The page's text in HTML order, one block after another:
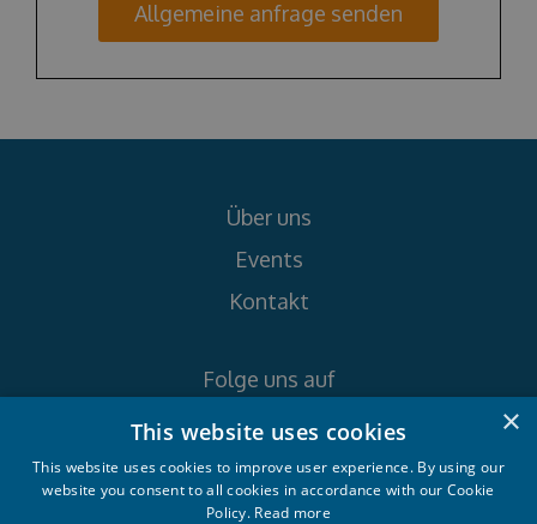
Allgemeine anfrage senden
Über uns
Events
Kontakt
Folge uns auf
×
This website uses cookies
This website uses cookies to improve user experience. By using our
website you consent to all cookies in accordance with our Cookie
Policy. Read more